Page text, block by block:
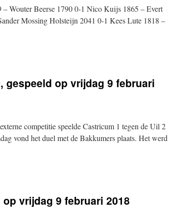
Wouter Beerse 1790 0-1 Nico Kuijs 1865 – Evert
Mossing Holsteijn 2041 0-1 Kees Lute 1818 –
gespeeld op vrijdag 9 februari
competitie speelde Castricum 1 tegen de Uil 2
vond het duel met de Bakkumers plaats. Het werd
vrijdag 9 februari 2018